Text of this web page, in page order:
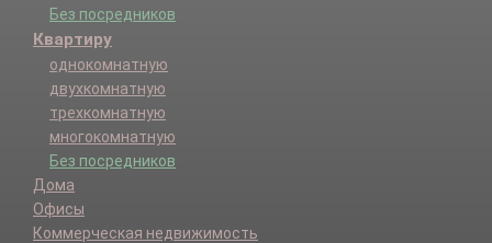
Без посредников
Квартиру
однокомнатную
двухкомнатную
трехкомнатную
многокомнатную
Без посредников
Дома
Офисы
Коммерческая недвижимость